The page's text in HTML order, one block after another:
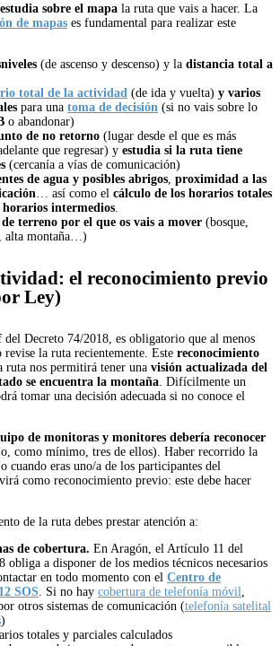
sobre el mapa la ruta que vais a hacer. La
de mapas es fundamental para realizar este
(de ascenso y descenso) y la distancia total a
total de la actividad (de ida y vuelta) y varios
para una toma de decisión (si no vais sobre lo
o abandonar)
de no retorno (lugar desde el que es más
que regresar) y estudia si la ruta tiene
(cercanía a vías de comunicación)
de agua y posibles abrigos proximidad a las
… así como el cálculo de los horarios totales
horarios intermedios
terreno por el que os vais a mover (bosque,
alta montaña…)
el reconocimiento previo
Ley)
del Decreto 74/2018, es obligatorio que al menos
revise la ruta recientemente. Este reconocimiento
ruta nos permitirá tener una visión actualizada del
se encuentra la montaña . Difícilmente un
tomar una decisión adecuada si no conoce el
de monitoras y monitores debería reconocer
como mínimo, tres de ellos). Haber recorrido la
cuando eras uno/a de los participantes del
como reconocimiento previo: este debe hacer
de la ruta debes prestar atención a:
de cobertura. En Aragón, el Artículo 11 del
obliga a disponer de los medios técnicos necesarios
en todo momento con el Centro de
SOS . Si no hay cobertura de telefonía móvil
otros sistemas de comunicación (telefonía satelital
)
totales y parciales calculados